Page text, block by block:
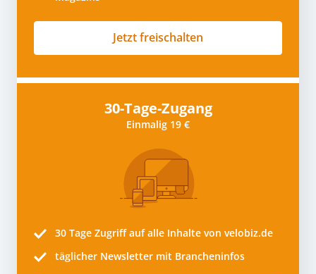
Jetzt freischalten
30-Tage-Zugang
Einmalig 19 €
30 Tage Zugriff auf alle Inhalte von velobiz.de
täglicher Newsletter mit Brancheninfos